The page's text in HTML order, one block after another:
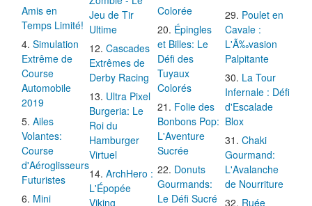
Amis en
Temps Limité!
Simulation
Extrême de
Course
Automobile
2019
Ailes
Volantes:
Course
d'Aéroglisseurs
Futuristes
Mini
Jeu de Tir
Ultime
Cascades
Extrêmes de
Derby Racing
Ultra Pixel
Burgeria: Le
Roi du
Hamburger
Virtuel
ArchHero :
L'Épopée
Viking
Colorée
Épingles
et Billes: Le
Défi des
Tuyaux
Colorés
Folie des
Bonbons Pop:
L'Aventure
Sucrée
Donuts
Gourmands:
Le Défi Sucré
Poulet en
Cavale :
L'Ã‰vasion
Palpitante
La Tour
Infernale : Défi
d'Escalade
Blox
Chaki
Gourmand:
L'Avalanche
de Nourriture
Ruée